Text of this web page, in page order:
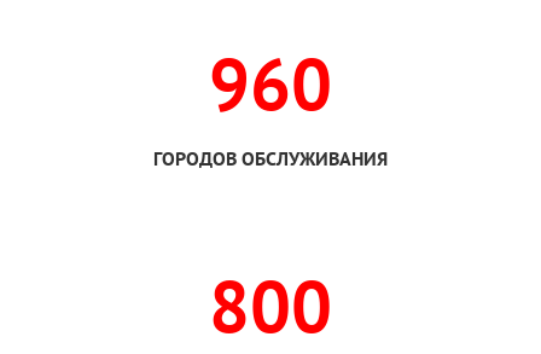
960
ГОРОДОВ ОБСЛУЖИВАНИЯ
800